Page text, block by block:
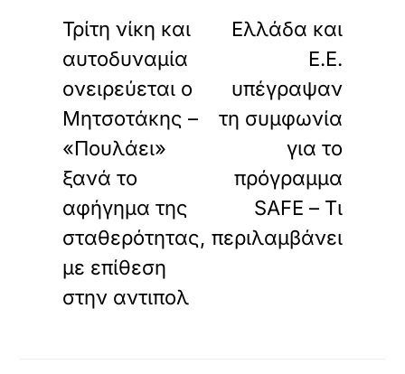
Τρίτη νίκη και
αυτοδυναμία
ονειρεύεται ο
Μητσοτάκης –
«Πουλάει»
ξανά το
αφήγημα της
σταθερότητας,
με επίθεση
στην αντιπολ
Ελλάδα και
Ε.Ε.
υπέγραψαν
τη συμφωνία
για το
πρόγραμμα
SAFE – Τι
περιλαμβάνει